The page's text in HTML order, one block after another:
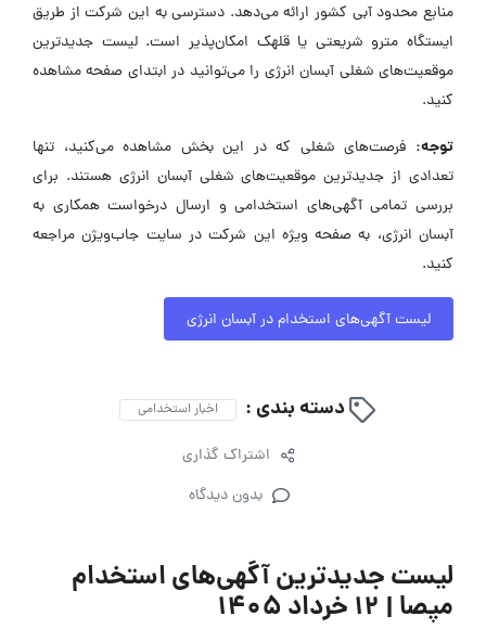
منابع محدود آبی کشور ارائه می‌دهد. دسترسی به این شرکت از طریق
ایستگاه مترو شریعتی یا قلهک امکان‌پذیر است. لیست جدیدترین
موقعیت‌های شغلی آبسان انرژی را می‌توانید در ابتدای صفحه مشاهده
کنید.
توجه: فرصت‌های شغلی که در این بخش مشاهده می‌کنید، تنها
تعدادی از جدیدترین موقعیت‌های شغلی آبسان انرژی هستند. برای
بررسی تمامی آگهی‌های استخدامی و ارسال درخواست همکاری به
آبسان انرژی، به صفحه ویژه این شرکت در سایت جاب‌ویژن مراجعه
کنید.
لیست آگهی‌های استخدام در آبسان انرژی
دسته بندی : اخبار استخدامی
اشتراک گذاری
بدون دیدگاه
لیست جدیدترین آگهی‌های استخدام
مپصا | ۱۲ خرداد ۱۴۰۵